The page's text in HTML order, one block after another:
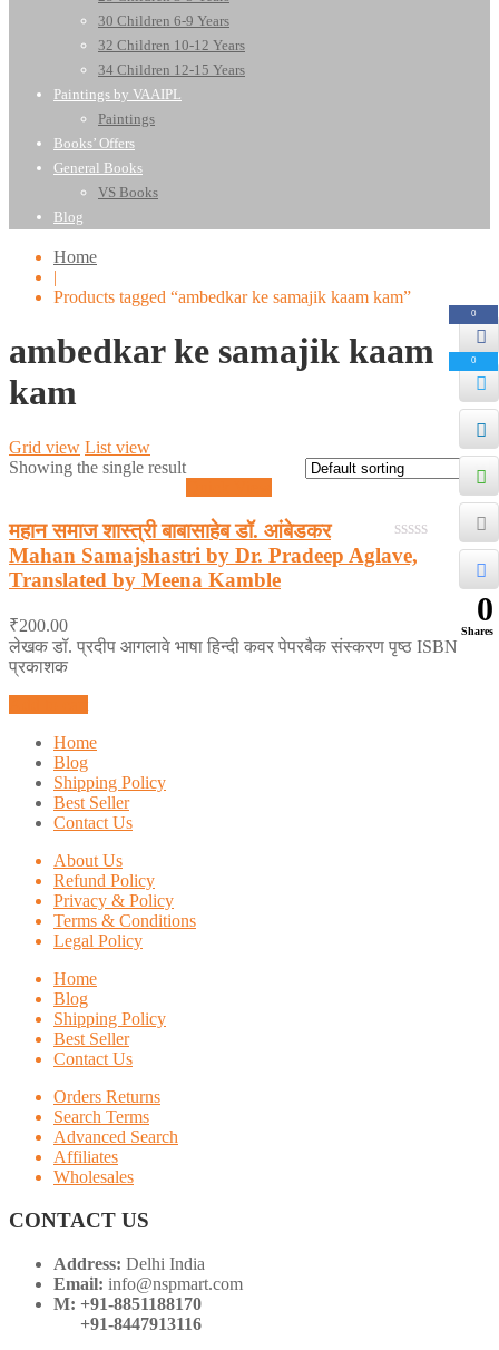
30 Children 6-9 Years
32 Children 10-12 Years
34 Children 12-15 Years
Paintings by VAAIPL
Paintings
Books’ Offers
General Books
VS Books
Blog
Home
|
Products tagged “ambedkar ke samajik kaam kam”
ambedkar ke samajik kaam
kam
Grid view List view
Showing the single result
0
out
महान समाज शास्त्री बाबासाहेब डॉ. आंबेडकर
Mahan Samajshastri by Dr. Pradeep Aglave,
Translated by Meena Kamble
₹200.00
लेखक डॉ. प्रदीप आगलावे भाषा हिन्दी कवर पेपरबैक संस्करण पृष्ठ ISBN
प्रकाशक
Home
Blog
Shipping Policy
Best Seller
Contact Us
About Us
Refund Policy
Privacy & Policy
Terms & Conditions
Legal Policy
Home
Blog
Shipping Policy
Best Seller
Contact Us
Orders Returns
Search Terms
Advanced Search
Affiliates
Wholesales
CONTACT US
Address: Delhi India
Email: info@nspmart.com
M: +91-8851188170
+91-8447913116
0
0
0
Shares